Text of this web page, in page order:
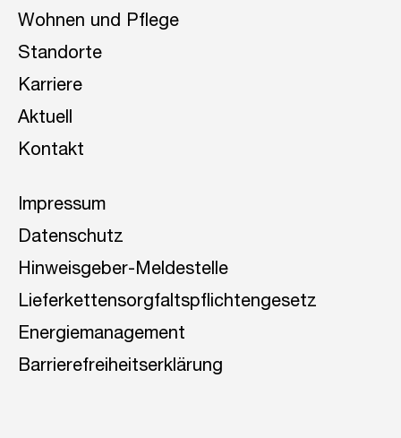
Wohnen und Pflege
Standorte
Karriere
Aktuell
Kontakt
Impressum
Datenschutz
Hinweisgeber-Meldestelle
Lieferkettensorgfaltspflichtengesetz
Energiemanagement
Barrierefreiheitserklärung